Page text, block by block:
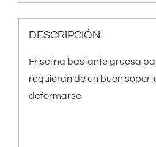
DESCRIPCIÓN
Friselina bastante gruesa
requieran de un buen
deformarse